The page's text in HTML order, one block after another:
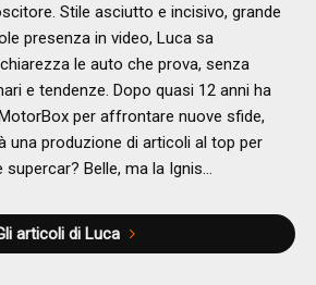
Stile asciutto e incisivo, grande
presenza in video, Luca sa
le auto che prova, senza
e tendenze. Dopo quasi 12 anni ha
per affrontare nuove sfide,
una produzione di articoli al top per
Belle, ma la Ignis...
articoli di Luca